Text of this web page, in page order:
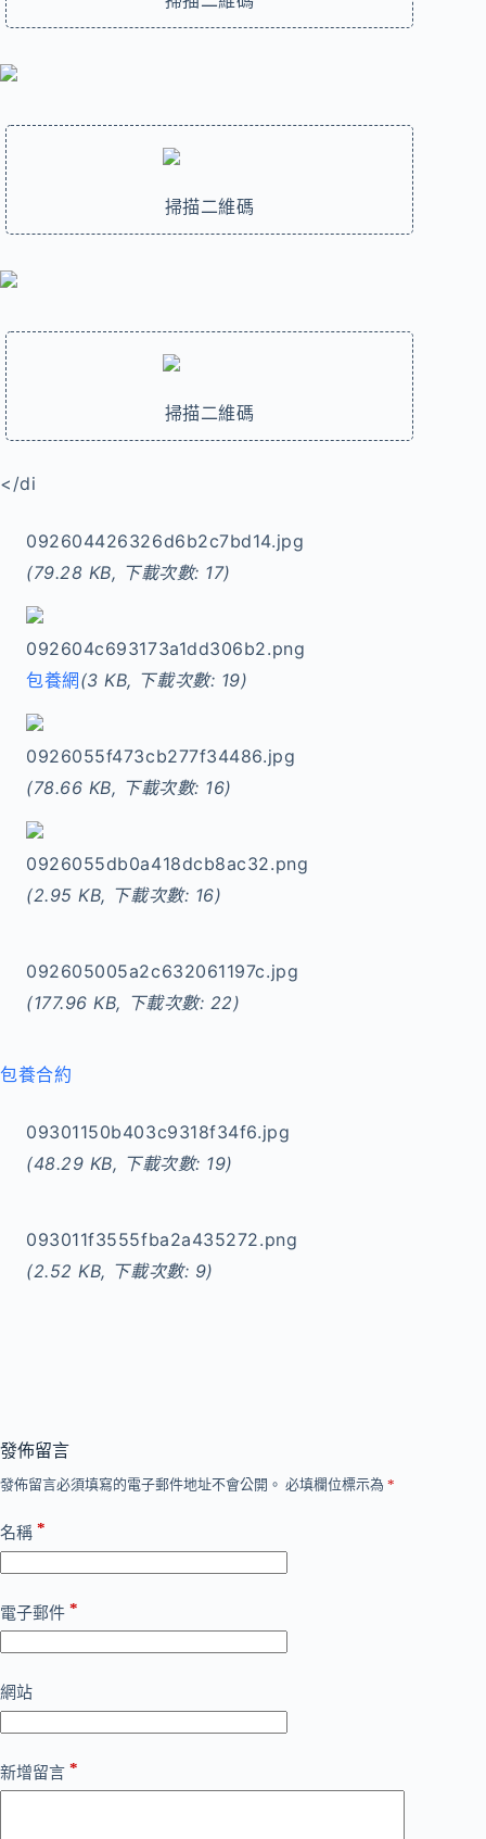
掃描二維碼
掃描二維碼
</di
092604426326d6b2c7bd14.jpg
(79.28 KB, 下載次數: 17)
092604c693173a1dd306b2.png
包養網 (3 KB, 下載次數: 19)
0926055f473cb277f34486.jpg
(78.66 KB, 下載次數: 16)
0926055db0a418dcb8ac32.png
(2.95 KB, 下載次數: 16)
092605005a2c632061197c.jpg
(177.96 KB, 下載次數: 22)
包養合約
09301150b403c9318f34f6.jpg
(48.29 KB, 下載次數: 19)
093011f3555fba2a435272.png
(2.52 KB, 下載次數: 9)
發佈留言
發佈留言必須填寫的電子郵件地址不會公開。 必填欄位標示為 *
名稱 *
電子郵件 *
網站
新增留言 *